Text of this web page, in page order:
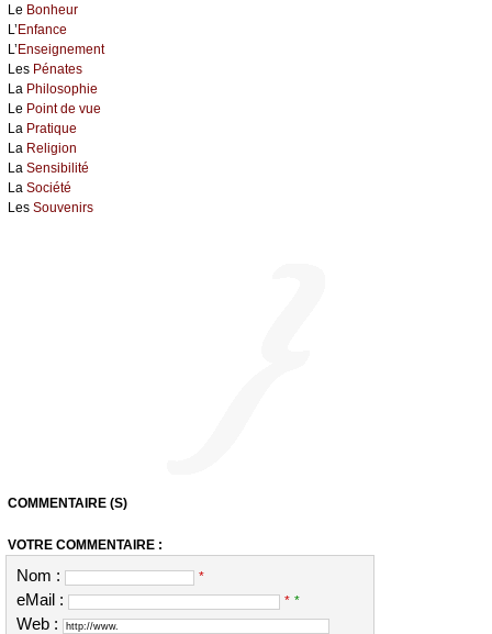
Le Bonheur
L’ Enfance
L’ Enseignement
Les Pénates
La Philosophie
Le Point de vue
La Pratique
La Religion
La Sensibilité
La Société
Les Souvenirs
COMMENTAIRE (S)
VOTRE COMMENTAIRE :
Nom : *
eMail : * *
Web :